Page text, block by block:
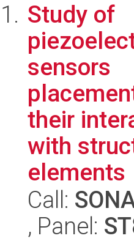
Study of
sensors
their
with
elements
Call:
, Panel: